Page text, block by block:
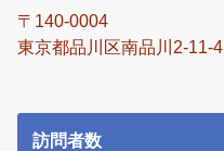
〒140-0004
東京都品川区南品川2-11-4
訪問者数